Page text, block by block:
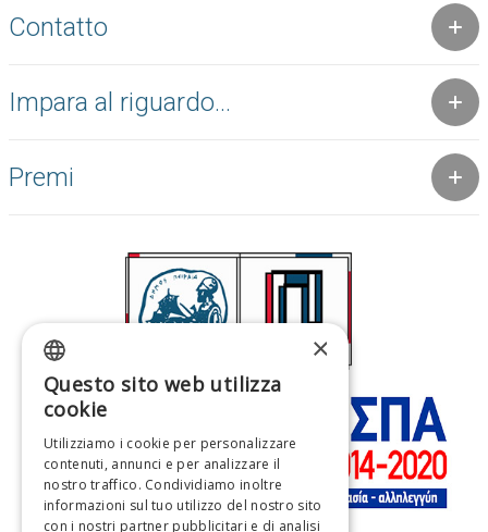
Contatto
Impara al riguardo...
Premi
GREEK
FRENCH
ITALIAN
×
Questo sito web utilizza
cookie
Utilizziamo i cookie per personalizzare
contenuti, annunci e per analizzare il
nostro traffico. Condividiamo inoltre
informazioni sul tuo utilizzo del nostro sito
con i nostri partner pubblicitari e di analisi